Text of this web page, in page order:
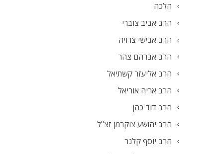
הלכה
הרב אביב צוברי
הרב אבישי צרויה
הרב אברהם צהר
הרב אליעזר קשתיאל
הרב אריה אוריאל
הרב דוד כהן
הרב יהושע צוקרמן זצ"ל
הרב יוסף קלנר